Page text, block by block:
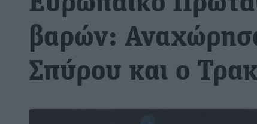
βαρών:
Σπύρου και ο